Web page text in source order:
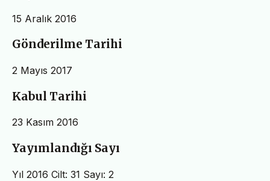
15 Aralık 2016
Gönderilme Tarihi
2 Mayıs 2017
Kabul Tarihi
23 Kasım 2016
Yayımlandığı Sayı
Yıl 2016 Cilt: 31 Sayı: 2